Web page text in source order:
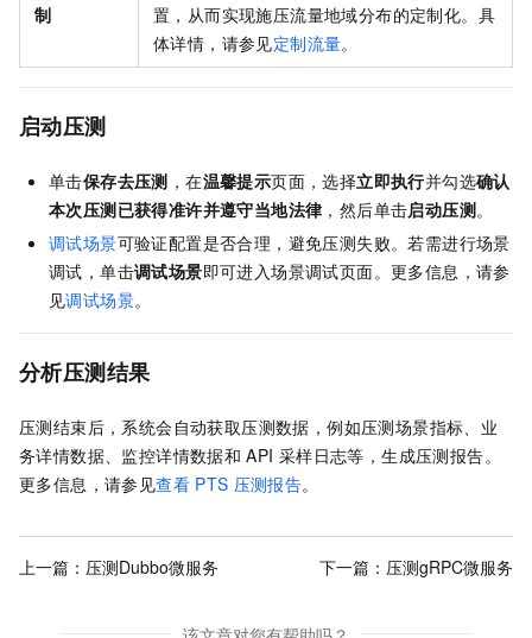
制
置，从而实现施压流量地域分布的定制化。具
体详情，请参见定制流量。
启动压测
单击保存去压测 ，在温馨提示页面，选择立即执行并勾选确认
本次压测已获得准许并遵守当地法律，然后单击启动压测。
调试场景可验证配置是否合理，避免压测失败。若需进行场景
调试，单击调试场景即可进入场景调试页面。更多信息，请参
见调试场景。
分析压测结果
压测结束后，系统会自动获取压测数据，例如压测场景指标、业
务详情数据、监控详情数据和 API 采样日志等，生成压测报告。
更多信息，请参见查看 PTS 压测报告。
上一篇： 压测Dubbo微服务 下一篇： 压测gRPC微服务